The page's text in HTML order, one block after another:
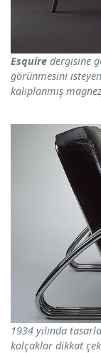
Esquire dergisine
görünmesini
kalıplanmış
1934 yılında
kolçaklar dikkat